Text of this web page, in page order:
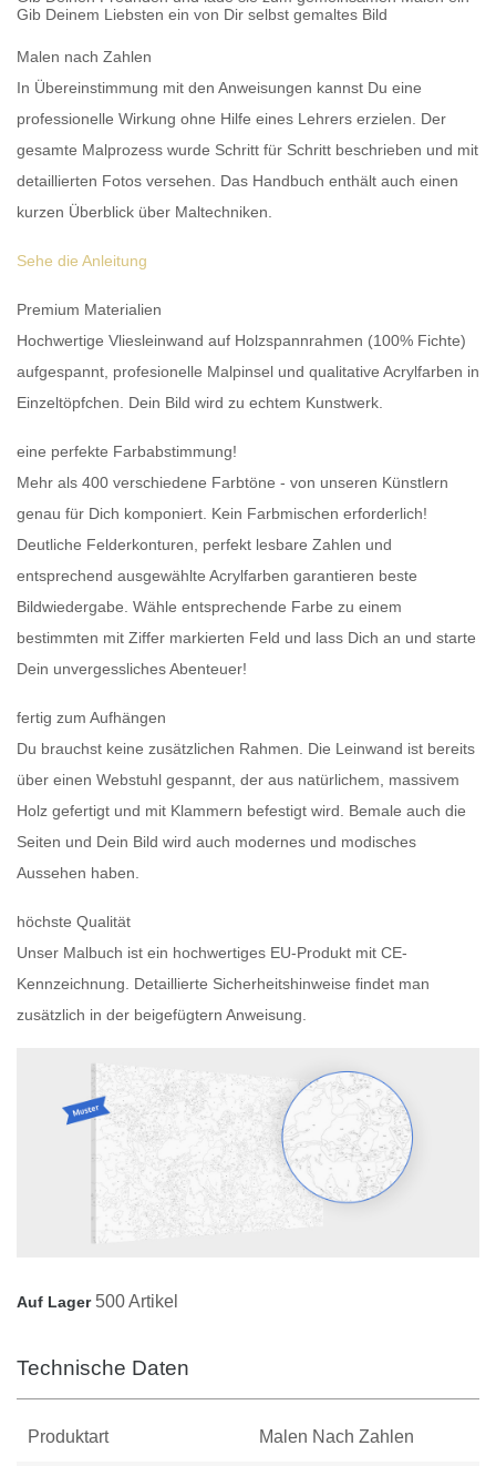
Gib Deinem Liebsten ein von Dir selbst gemaltes Bild
Malen nach Zahlen
In Übereinstimmung mit den Anweisungen kannst Du eine
professionelle Wirkung ohne Hilfe eines Lehrers erzielen. Der
gesamte Malprozess wurde Schritt für Schritt beschrieben und mit
detaillierten Fotos versehen. Das Handbuch enthält auch einen
kurzen Überblick über Maltechniken.
Sehe die Anleitung
Premium Materialien
Hochwertige Vliesleinwand auf Holzspannrahmen (100% Fichte)
aufgespannt, profesionelle Malpinsel und qualitative Acrylfarben in
Einzeltöpfchen. Dein Bild wird zu echtem Kunstwerk.
eine perfekte Farbabstimmung!
Mehr als 400 verschiedene Farbtöne - von unseren Künstlern
genau für Dich komponiert. Kein Farbmischen erforderlich!
Deutliche Felderkonturen, perfekt lesbare Zahlen und
entsprechend ausgewählte Acrylfarben garantieren beste
Bildwiedergabe. Wähle entsprechende Farbe zu einem
bestimmten mit Ziffer markierten Feld und lass Dich an und starte
Dein unvergessliches Abenteuer!
fertig zum Aufhängen
Du brauchst keine zusätzlichen Rahmen. Die Leinwand ist bereits
über einen Webstuhl gespannt, der aus natürlichem, massivem
Holz gefertigt und mit Klammern befestigt wird. Bemale auch die
Seiten und Dein Bild wird auch modernes und modisches
Aussehen haben.
höchste Qualität
Unser Malbuch ist ein hochwertiges EU-Produkt mit CE-
Kennzeichnung. Detaillierte Sicherheitshinweise findet man
zusätzlich in der beigefügtern Anweisung.
Auf Lager 500 Artikel
Technische Daten
Produktart Malen Nach Zahlen